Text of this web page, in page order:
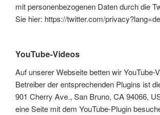
mit personenbezogenen Daten durch die
Sie hier: https://twitter.com/privacy?lang=de
YouTube-Videos
Auf unserer Webseite betten wir YouTube-
Betreiber der entsprechenden Plugins ist
901 Cherry Ave., San Bruno, CA 94066,
eine Seite mit dem YouTube-Plugin